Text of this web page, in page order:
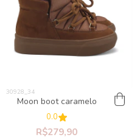
Moon boot caramelo
0.0
R$279,90